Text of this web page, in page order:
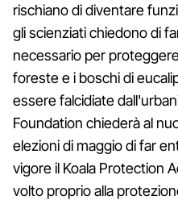
rischiano di diventare
gli scienziati chiedono di
necessario per
foreste e i boschi di
essere falcidiate
Foundation chiederà al
elezioni di maggio di far
vigore il Koala Protection
volto proprio alla